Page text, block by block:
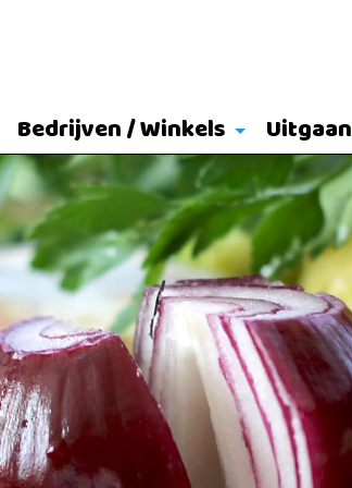
Bedrijven / Winkels Uitgaan